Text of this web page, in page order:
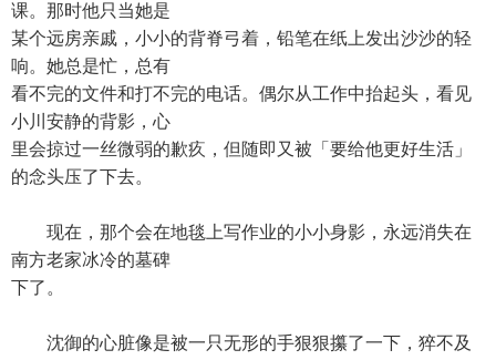
课。那时他只当她是
某个远房亲戚，小小的背脊弓着，铅笔在纸上发出沙沙的轻
响。她总是忙，总有
看不完的文件和打不完的电话。偶尔从工作中抬起头，看见
小川安静的背影，心
里会掠过一丝微弱的歉疚，但随即又被「要给他更好生活」
的念头压了下去。
现在，那个会在地毯上写作业的小小身影，永远消失在
南方老家冰冷的墓碑
下了。
沈御的心脏像是被一只无形的手狠狠攥了一下，猝不及